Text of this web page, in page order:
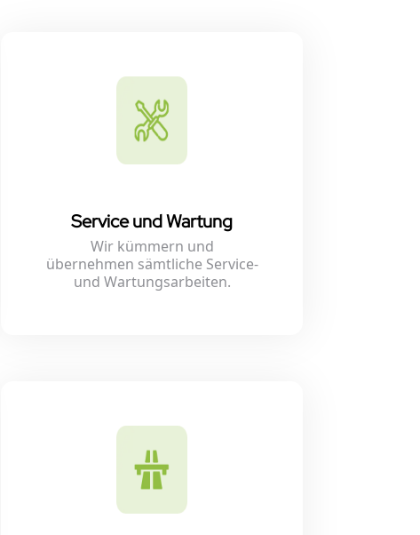
Service und Wartung
Wir kümmern und
übernehmen sämtliche Service-
und Wartungsarbeiten.